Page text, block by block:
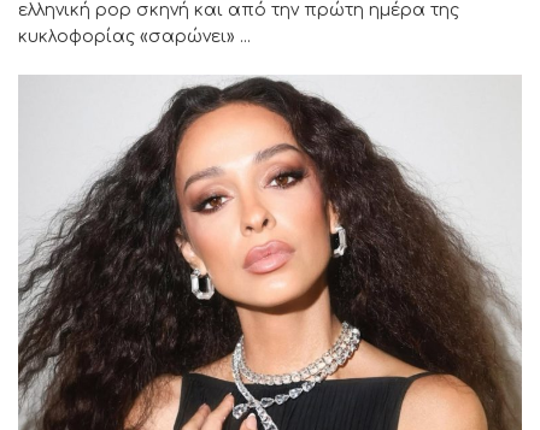
ελληνική pop σκηνή και από την πρώτη ημέρα της
κυκλοφορίας «σαρώνει» ...